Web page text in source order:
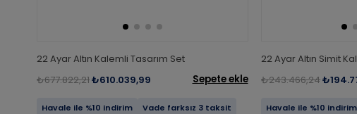
22 Ayar Altın Kalemli Tasarım Set
₺677.822,21₺610.039,99 Sepete ekle
Havale ile %10 indirim Vade farksız 3 taksit
22 Ayar Altın Simit
₺243.466,24
Havale ile %10 indirim